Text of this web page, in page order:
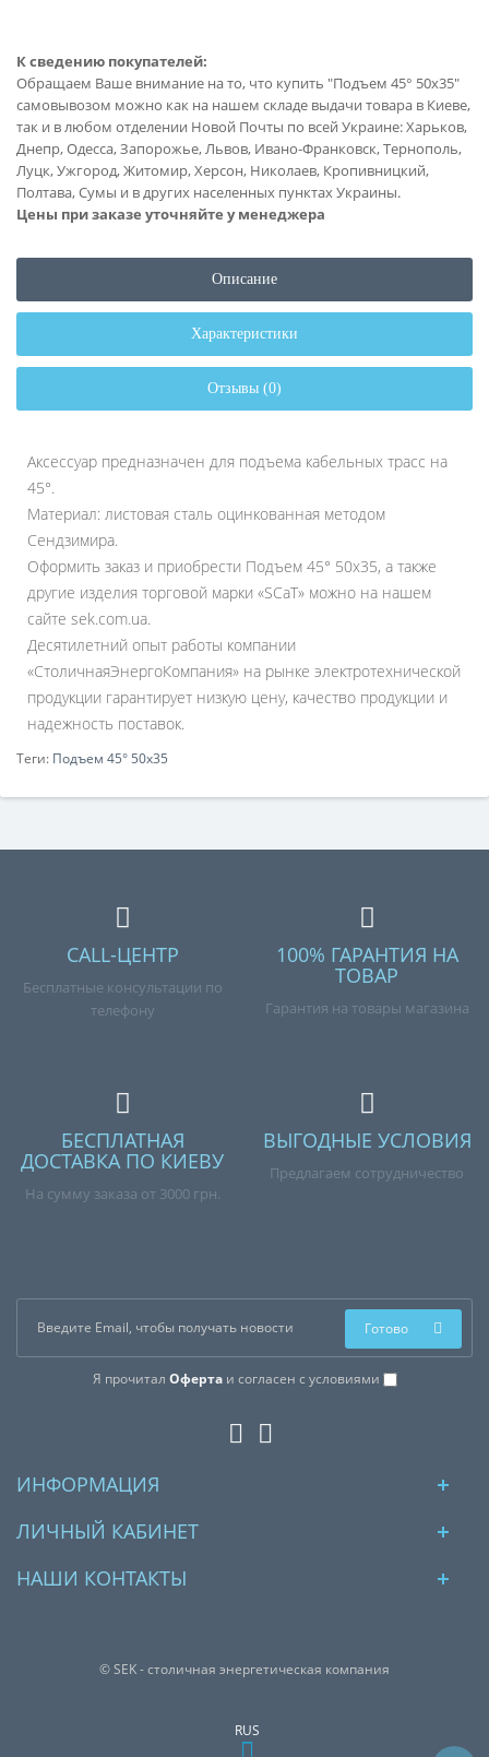
К сведению покупателей:
Обращаем Ваше внимание на то, что купить "Подъем 45° 50х35"
самовывозом можно как на нашем складе выдачи товара в Киеве,
так и в любом отделении Новой Почты по всей Украине: Харьков,
Днепр, Одесса, Запорожье, Львов, Ивано-Франковск, Тернополь,
Луцк, Ужгород, Житомир, Херсон, Николаев, Кропивницкий,
Полтава, Сумы и в других населенных пунктах Украины.
Цены при заказе уточняйте у менеджера
Описание
Характеристики
Отзывы (0)
Аксессуар предназначен для подъема кабельных трасс на
45°.
Материал: листовая сталь оцинкованная методом
Сендзимира.
Оформить заказ и приобрести Подъем 45° 50х35, а также
другие изделия торговой марки «SCaT» можно на нашем
сайте sek.com.ua.
Десятилетний опыт работы компании
«СтоличнаяЭнергоКомпания» на рынке электротехнической
продукции гарантирует низкую цену, качество продукции и
надежность поставок.
Теги: Подъем 45° 50х35
CALL-ЦЕНТР
Бесплатные консультации по
телефону
100% ГАРАНТИЯ НА
ТОВАР
Гарантия на товары магазина
БЕСПЛАТНАЯ
ДОСТАВКА ПО КИЕВУ
На сумму заказа от 3000 грн.
ВЫГОДНЫЕ УСЛОВИЯ
Предлагаем сотрудничество
Я прочитал Офертаи согласен с условиями
Готово
ИНФОРМАЦИЯ
ЛИЧНЫЙ КАБИНЕТ
НАШИ КОНТАКТЫ
© SEK - столичная энергетическая компания
RUS